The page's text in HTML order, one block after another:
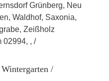
Grünberg, Neu
Waldhof, Saxonia,
Zeißholz
02994, , /
/